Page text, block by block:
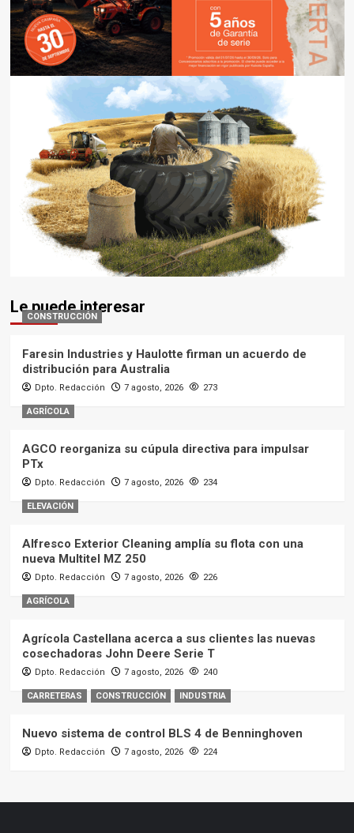
Le puede interesar
CONSTRUCCIÓN
Faresin Industries y Haulotte firman un acuerdo de
distribución para Australia
Dpto. Redacción 7 agosto, 2026 273
AGRÍCOLA
AGCO reorganiza su cúpula directiva para impulsar
PTx
Dpto. Redacción 7 agosto, 2026 234
ELEVACIÓN
Alfresco Exterior Cleaning amplía su flota con una
nueva Multitel MZ 250
Dpto. Redacción 7 agosto, 2026 226
AGRÍCOLA
Agrícola Castellana acerca a sus clientes las nuevas
cosechadoras John Deere Serie T
Dpto. Redacción 7 agosto, 2026 240
CARRETERAS CONSTRUCCIÓN INDUSTRIA
Nuevo sistema de control BLS 4 de Benninghoven
Dpto. Redacción 7 agosto, 2026 224